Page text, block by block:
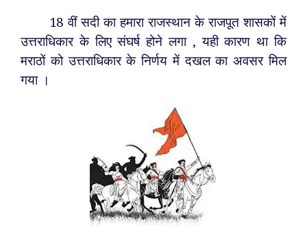
18 वीं सदी का हमारा राजस्थान के राजपूत शासकों में
उत्तराधिकार के लिए संघर्ष होने लगा , यही कारण था कि
मराठों को उत्तराधिकार के निर्णय में दखल का अवसर मिल
गया ।